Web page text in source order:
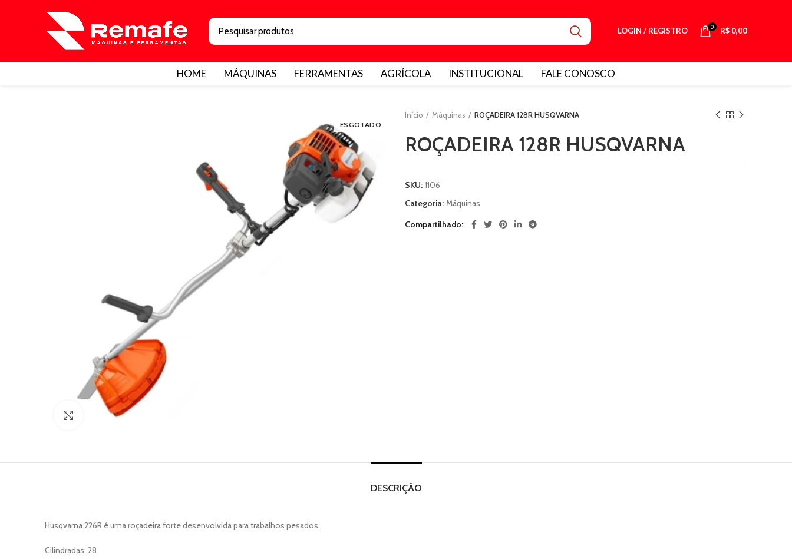
LOGIN / REGISTRO 0 R$ 0,00
HOME MÁQUINAS FERRAMENTAS AGRÍCOLA INSTITUCIONAL FALE CONOSCO
ESGOTADO
Clique para ampliar
Início Máquinas ROÇADEIRA 128R HUSQVARNA
ROÇADEIRA 128R HUSQVARNA
SKU: 1106
Categoria: Máquinas
Compartilhado
DESCRIÇÃO
Husqvarna 226R é uma roçadeira forte desenvolvida para trabalhos pesados.
Cilindradas; 28